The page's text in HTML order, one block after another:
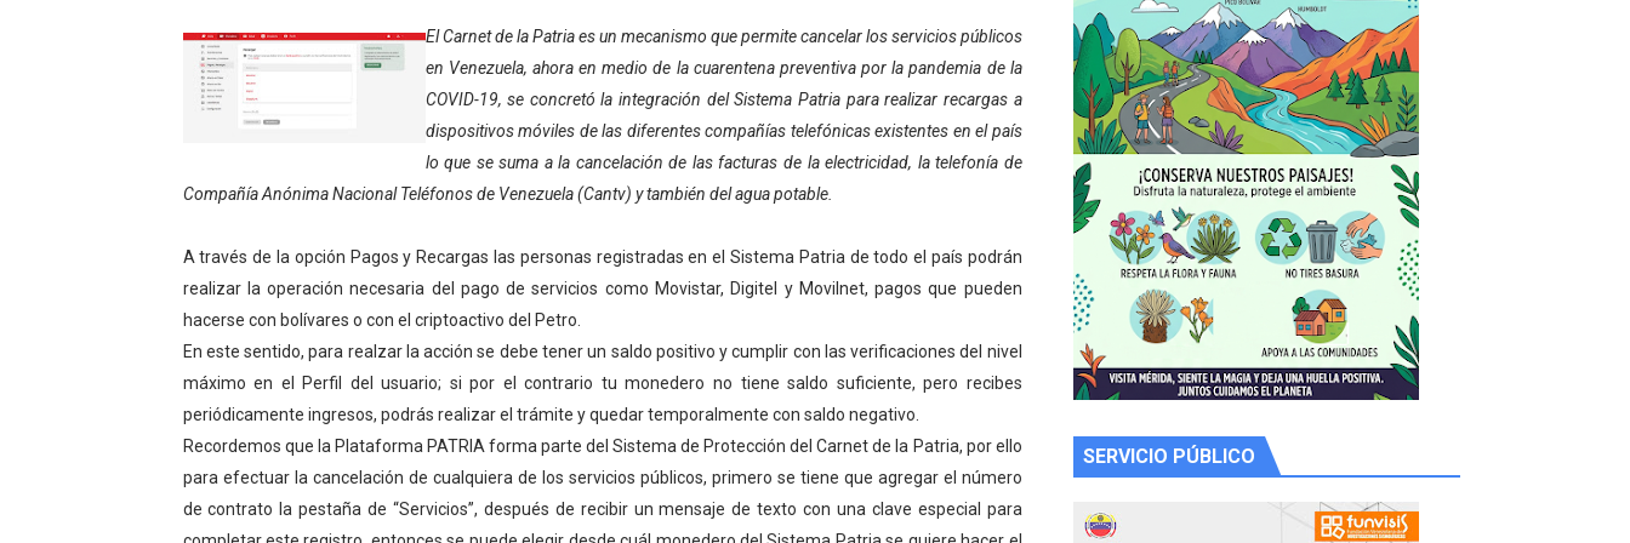
Gobierno bolivariano avanza en la transformación del hospital Sor Juana Inés
Niños merideños aprenden sobre gaita de tambora con Fundecem
Hospital universitario muestra sus avances en visita del Consejo Legislativo
Instituto Nacional de Nutrición celebra Semana Internacional de la Lactancia Materna
Gobernación de Mérida fortalece el desarrollo productivo en Rangel
Corposalud inició talleres para aspirantes al curso de Emergencia Prehospitalaria
Fortalecen formación académica de médicos en proceso de ruralidad
Fortaleciendo la economía comunal en El Vigía con microcréditos a emprendedores y productores
Campo Elías consolida plan de bacheo en el sector La Montañita
Fundecem inició con éxito el taller vacacional de origami
El Carnet de la Patria es un mecanismo que permite cancelar los servicios públicos
en Venezuela, ahora en medio de la cuarentena preventiva por la pandemia de la
COVID-19, se concretó la integración del Sistema Patria para realizar recargas a
dispositivos móviles de las diferentes compañías telefónicas existentes en el país
lo que se suma a la cancelación de las facturas de la electricidad, la telefonía de
Compañía Anónima Nacional Teléfonos de Venezuela (Cantv) y también del agua potable.
A través de la opción Pagos y Recargas las personas registradas en el Sistema Patria de todo el país podrán
realizar la operación necesaria del pago de servicios como Movistar, Digitel y Movilnet, pagos que pueden
hacerse con bolívares o con el criptoactivo del Petro.
En este sentido, para realzar la acción se debe tener un saldo positivo y cumplir con las verificaciones del nivel
máximo en el Perfil del usuario; si por el contrario tu monedero no tiene saldo suficiente, pero recibes
periódicamente ingresos, podrás realizar el trámite y quedar temporalmente con saldo negativo.
Recordemos que la Plataforma PATRIA forma parte del Sistema de Protección del Carnet de la Patria, por ello
para efectuar la cancelación de cualquiera de los servicios públicos, primero se tiene que agregar el número
de contrato la pestaña de “Servicios”, después de recibir un mensaje de texto con una clave especial para
SERVICIO PÚBLICO